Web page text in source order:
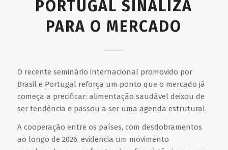
PORTUGAL SINALIZA
PARA O MERCADO
O recente seminário internacional promovido por
Brasil e Portugal reforça um ponto que o mercado já
começa a precificar: alimentação saudável deixou de
ser tendência e passou a ser uma agenda estrutural.
A cooperação entre os países, com desdobramentos
ao longo de 2026, evidencia um movimento